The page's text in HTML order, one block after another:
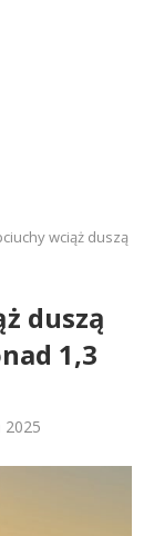
wciąż duszą
duszą
1,3
2025